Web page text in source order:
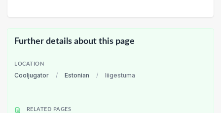
Further details about this page
LOCATION
Cooljugator / Estonian / liigestuma
RELATED PAGES